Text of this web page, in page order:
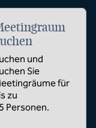
und
Sie
für
zu
Personen.